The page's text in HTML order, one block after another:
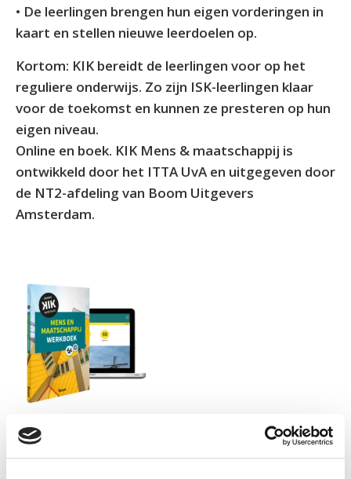
• De leerlingen brengen hun eigen vorderingen in
kaart en stellen nieuwe leerdoelen op.
Kortom: KIK bereidt de leerlingen voor op het
reguliere onderwijs. Zo zijn ISK-leerlingen klaar
voor de toekomst en kunnen ze presteren op hun
eigen niveau.
Online en boek. KIK Mens & maatschappij is
ontwikkeld door het ITTA UvA en uitgegeven door
de NT2-afdeling van Boom Uitgevers
Amsterdam.